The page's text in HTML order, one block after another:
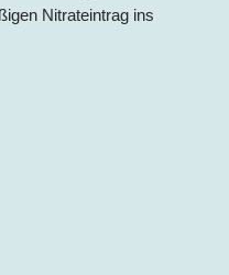
Nitrateintrag ins